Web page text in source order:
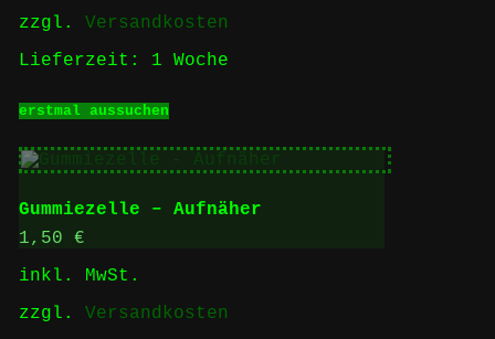
Produktseite
werden
zzgl. Versandkosten
Lieferzeit: 1 Woche
erstmal aussuchenProdukt
mehrere
Varianten
auf.
Die
Produktseite
Gummiezelle – Aufnäher
1,50 €
inkl. MwSt.
zzgl. Versandkosten